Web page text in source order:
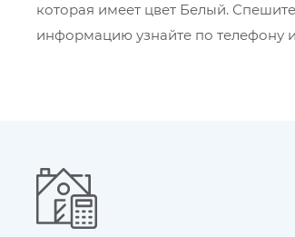
которая имеет цвет Белый.
информацию узнайте по телефону